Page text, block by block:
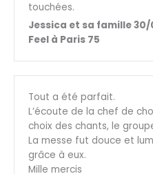
touchées.
Jessica et sa famille
Feel à Paris 75
Tout a été parfait.
L’écoute de la chef de
choix des chants, le
La messe fut douce et
grâce à eux.
Mille mercis